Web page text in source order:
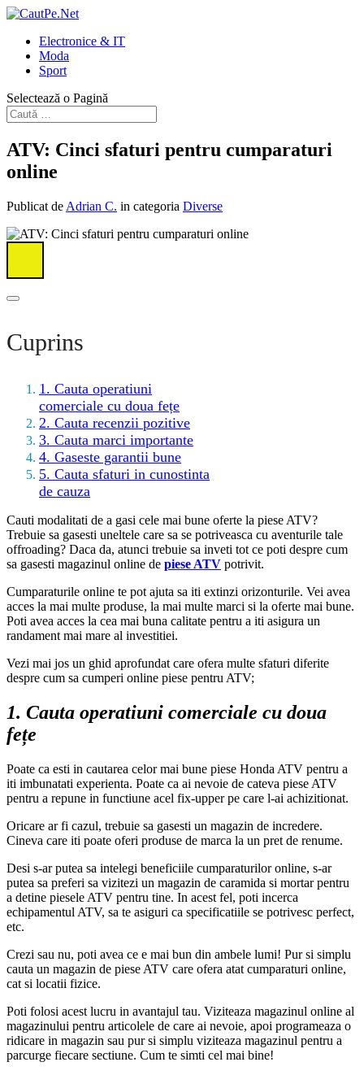
Electronice & IT
Moda
Sport
Selectează o Pagină
ATV: Cinci sfaturi pentru cumparaturi
online
Publicat de Adrian C. in categoria Diverse
Cuprins
1. Cauta operatiuni
comerciale cu doua fețe
2. Cauta recenzii pozitive
3. Cauta marci importante
4. Gaseste garantii bune
5. Cauta sfaturi in cunostinta
de cauza
Cauti modalitati de a gasi cele mai bune oferte la piese ATV?
Trebuie sa gasesti uneltele care sa se potriveasca cu aventurile tale
offroading? Daca da, atunci trebuie sa inveti tot ce poti despre cum
sa gasesti magazinul online de piese ATV potrivit.
Cumparaturile online te pot ajuta sa iti extinzi orizonturile. Vei avea
acces la mai multe produse, la mai multe marci si la oferte mai bune.
Poti avea acces la cea mai buna calitate pentru a iti asigura un
randament mai mare al investitiei.
Vezi mai jos un ghid aprofundat care ofera multe sfaturi diferite
despre cum sa cumperi online piese pentru ATV;
1. Cauta operatiuni comerciale cu doua
fețe
Poate ca esti in cautarea celor mai bune piese Honda ATV pentru a
iti imbunatati experienta. Poate ca ai nevoie de cateva piese ATV
pentru a repune in functiune acel fix-upper pe care l-ai achizitionat.
Oricare ar fi cazul, trebuie sa gasesti un magazin de incredere.
Cineva care iti poate oferi produse de marca la un pret de renume.
Desi s-ar putea sa intelegi beneficiile cumparaturilor online, s-ar
putea sa preferi sa vizitezi un magazin de caramida si mortar pentru
a detine piesele ATV pentru tine. In acest fel, poti incerca
echipamentul ATV, sa te asiguri ca specificatiile se potrivesc perfect,
etc.
Crezi sau nu, poti avea ce e mai bun din ambele lumi! Pur si simplu
cauta un magazin de piese ATV care ofera atat cumparaturi online,
cat si locatii fizice.
Poti folosi acest lucru in avantajul tau. Viziteaza magazinul online al
magazinului pentru articolele de care ai nevoie, apoi programeaza o
ridicare in magazin sau pur si simplu viziteaza magazinul pentru a
parcurge fiecare sectiune. Cum te simti cel mai bine!